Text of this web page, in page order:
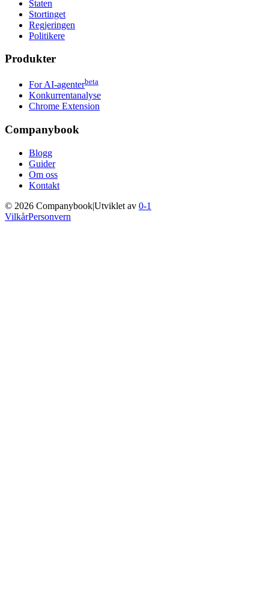
Staten
Stortinget
Regjeringen
Politikere
Produkter
For AI-agenterbeta
Konkurrentanalyse
Chrome Extension
Companybook
Blogg
Guider
Om oss
Kontakt
© 2026 Companybook|Utviklet av 0-1
VilkårPersonvern